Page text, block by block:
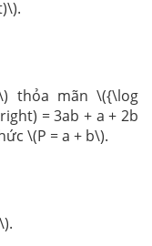
thỏa mãn \({\log
= 3ab + a + 2b
\(P = a + b\).